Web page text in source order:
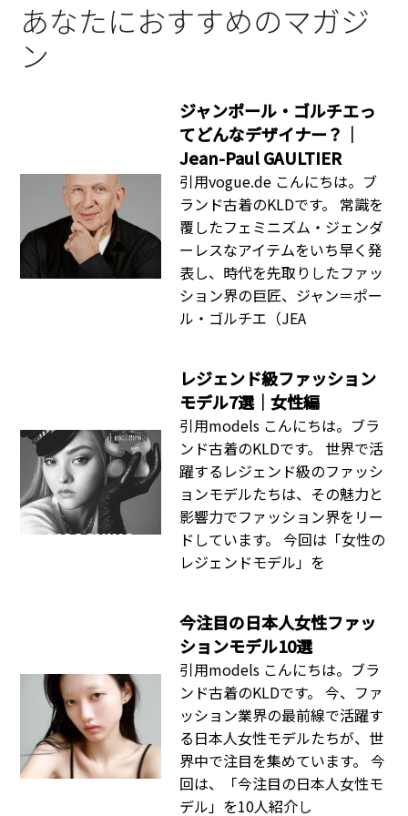
あなたにおすすめのマガジ
ン
ジャンポール・ゴルチエっ
てどんなデザイナー？｜
Jean-Paul GAULTIER
引用vogue.de こんにちは。ブ
ランド古着のKLDです。 常識を
覆したフェミニズム・ジェンダ
ーレスなアイテムをいち早く発
表し、時代を先取りしたファッ
ション界の巨匠、ジャン＝ポー
ル・ゴルチエ（JEA
レジェンド級ファッション
モデル7選｜女性編
引用models こんにちは。ブラ
ンド古着のKLDです。 世界で活
躍するレジェンド級のファッシ
ョンモデルたちは、その魅力と
影響力でファッション界をリー
ドしています。 今回は「女性の
レジェンドモデル」を
今注目の日本人女性ファッ
ションモデル10選
引用models こんにちは。ブラ
ンド古着のKLDです。 今、ファ
ッション業界の最前線で活躍す
る日本人女性モデルたちが、世
界中で注目を集めています。 今
回は、「今注目の日本人女性モ
デル」を10人紹介し